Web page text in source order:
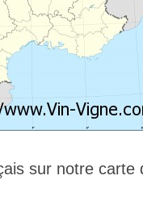
sur notre